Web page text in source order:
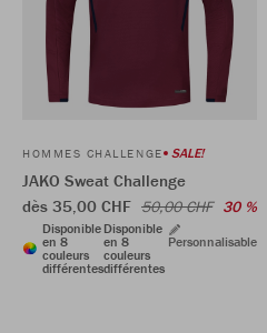
HOMMES CHALLENGE SALE!
JAKO Sweat Challenge
dès 35,00 CHF 50,00 CHF 30 %
Disponible
en 8
couleurs
différentes
Disponible
en 8
couleurs
différentes
Personnalisable